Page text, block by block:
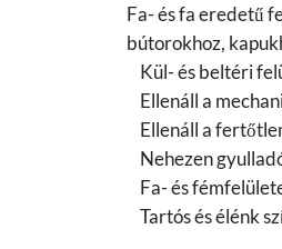
Fa- és fa eredetű
bútorokhoz,
Kül- és beltéri
Ellenáll a
Ellenáll a
Nehezen
Fa- és
Tartós és élénk